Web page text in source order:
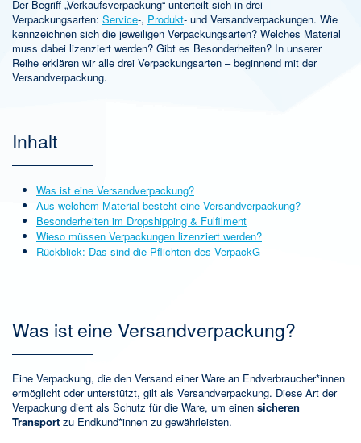
Der Begriff „Verkaufsverpackung“ unterteilt sich in drei
Verpackungsarten: Service-, Produkt- und Versandverpackungen. Wie
kennzeichnen sich die jeweiligen Verpackungsarten? Welches Material
muss dabei lizenziert werden? Gibt es Besonderheiten? In unserer
Reihe erklären wir alle drei Verpackungsarten – beginnend mit der
Versandverpackung.
Inhalt
Was ist eine Versandverpackung?
Aus welchem Material besteht eine Versandverpackung?
Besonderheiten im Dropshipping & Fulfilment
Wieso müssen Verpackungen lizenziert werden?
Rückblick: Das sind die Pflichten des VerpackG
Was ist eine Versandverpackung?
Eine Verpackung, die den Versand einer Ware an Endverbraucher*innen
ermöglicht oder unterstützt, gilt als Versandverpackung. Diese Art der
Verpackung dient als Schutz für die Ware, um einen sicheren
Transport zu Endkund*innen zu gewährleisten.